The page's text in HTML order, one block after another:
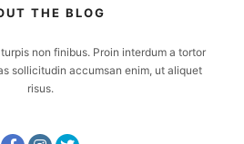
THE BLOG
non finibus. Proin interdum a tortor
sollicitudin accumsan enim, ut aliquet
risus.